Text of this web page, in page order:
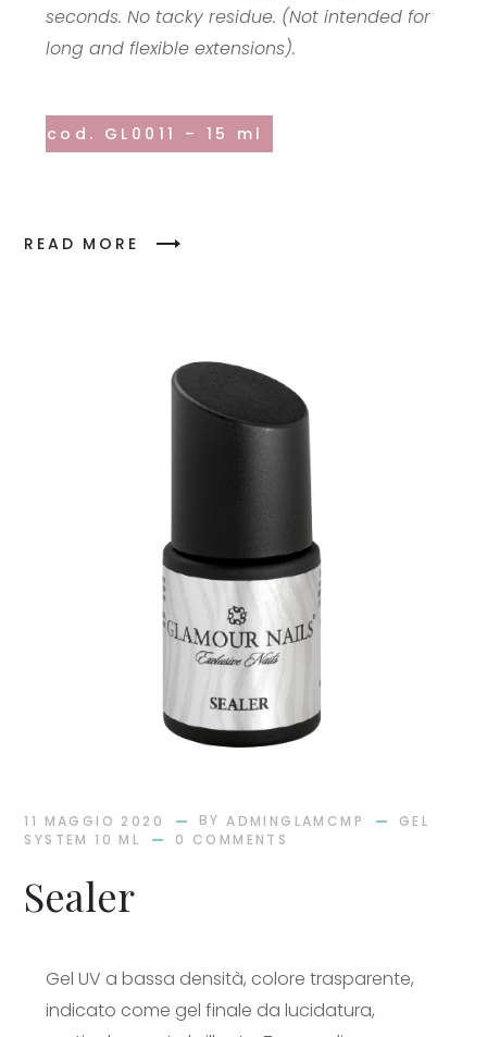
seconds. No tacky residue. (Not intended for
long and flexible extensions).
cod. GL0011 – 15 ml
READ MORE
11 MAGGIO 2020 BY ADMINGLAMCMP
GEL
SYSTEM 10 ML
0 COMMENTS
Sealer
Gel UV a bassa densità, colore trasparente,
indicato come gel finale da lucidatura,